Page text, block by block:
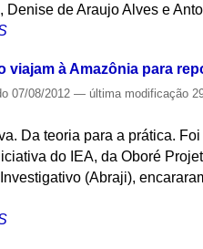
Denise de Araujo Alves e
viajam à Amazônia para
07/08/2012— última modificação
Da teoria para a prática.
do IEA, da Oboré
(Abraji),